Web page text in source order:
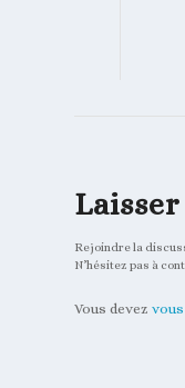
Rejoindre la
N’hésitez pas à
Vous devez